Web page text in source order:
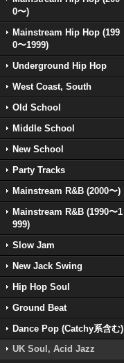
0〜)
Mainstream Hip Hop (199
0〜1999)
Underground Hip Hop
West Coast, South
Old School
Middle School
New School
Party Tracks
Mainstream R&B (2000〜)
Mainstream R&B (1990〜1
999)
Slow Jam
New Jack Swing
Hip Hop Soul
Ground Beat
Dance Pop (Catchy系含む)
UK Soul, Acid Jazz